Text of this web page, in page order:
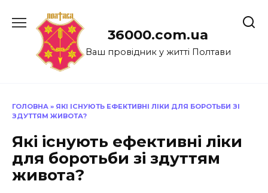
до
36000.com.ua
Ваш провідник у житті Полтави
ГОЛОВНА » ЯКІ ІСНУЮТЬ ЕФЕКТИВНІ ЛІКИ ДЛЯ БОРОТЬБИ ЗІ
ЗДУТТЯМ ЖИВОТА?
Які існують ефективні ліки
для боротьби зі здуттям
живота?